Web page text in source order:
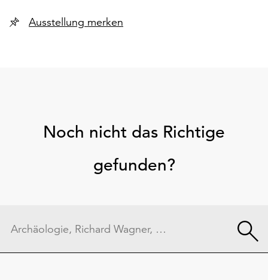
Ausstellung merken
Noch nicht das Richtige
gefunden?